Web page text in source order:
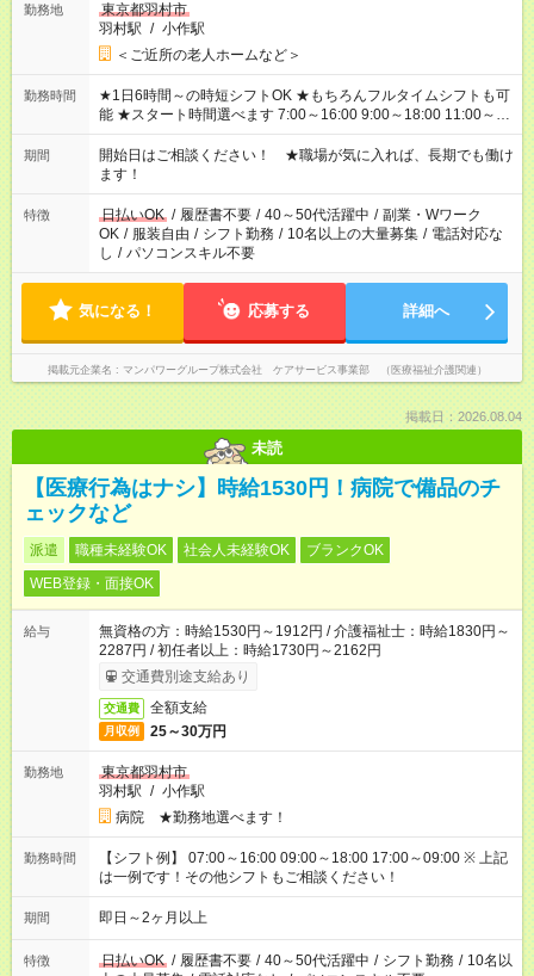
勤務地
東京都羽村市
羽村駅 / 小作駅
＜ご近所の老人ホームなど＞
勤務時間
★1日6時間～の時短シフトOK ★もちろんフルタイムシフトも可
能 ★スタート時間選べます 7:00～16:00 9:00～18:00 11:00～
20:00 など 残業なし！ ※Wワークの場合、他のお仕事と合わせ
週40時間超の就業はご案内できません ※法令に基づき、週20時
間以上勤務は社会保険への加入対象となります ※労働者派遣法
（日雇い派遣の原則禁止）により、短時間・短期間の就業はご
案内が難しい場合があります
期間
開始日はご相談ください！ ★職場が気に入れば、長期でも働け
ます！
特徴 日払いOK / 履歴書不要 / 40～50代活躍中 / 副業・Wワーク
OK / 服装自由 / シフト勤務 / 10名以上の大量募集 / 電話対応な
し / パソコンスキル不要
気になる！ 応募する 詳細へ
掲載元企業名 マンパワーグループ株式会社 ケアサービス事業部 （医療福祉介護関連）
掲載日：2026.08.04
未読
【医療行為はナシ】時給1530円！病院で備品のチ
ェックなど
派遣 職種未経験OK 社会人未経験OK
ブランクOK
WEB登録・面接OK
給与
無資格の方：時給1530円～1912円 / 介護福祉士：時給1830円～
2287円 / 初任者以上：時給1730円～2162円
交通費別途支給あり
交通費 全額支給
月収例 25～30万円
勤務地
東京都羽村市
羽村駅 / 小作駅
病院 ★勤務地選べます！
勤務時間
【シフト例】 07:00～16:00 09:00～18:00 17:00～09:00 ※ 上記
は一例です！その他シフトもご相談ください！
期間 即日～2ヶ月以上
特徴 日払いOK / 履歴書不要 / 40～50代活躍中 / シフト勤務 / 10名以